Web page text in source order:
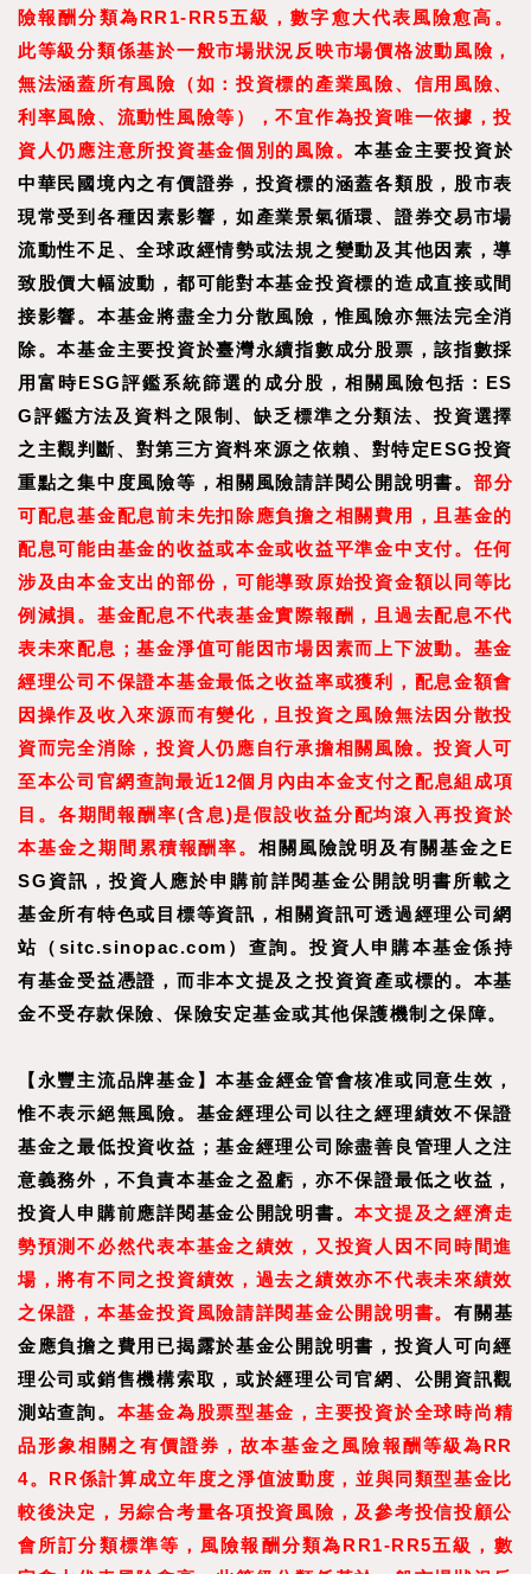
險報酬分類為RR1-RR5五級，數字愈大代表風險愈高。
此等級分類係基於一般市場狀況反映市場價格波動風險，
無法涵蓋所有風險（如：投資標的產業風險、信用風險、
利率風險、流動性風險等），不宜作為投資唯一依據，投
資人仍應注意所投資基金個別的風險。本基金主要投資於
中華民國境內之有價證券，投資標的涵蓋各類股，股市表
現常受到各種因素影響，如產業景氣循環、證券交易市場
流動性不足、全球政經情勢或法規之變動及其他因素，導
致股價大幅波動，都可能對本基金投資標的造成直接或間
接影響。本基金將盡全力分散風險，惟風險亦無法完全消
除。本基金主要投資於臺灣永續指數成分股票，該指數採
用富時ESG評鑑系統篩選的成分股，相關風險包括：ES
G評鑑方法及資料之限制、缺乏標準之分類法、投資選擇
之主觀判斷、對第三方資料來源之依賴、對特定ESG投資
重點之集中度風險等，相關風險請詳閱公開說明書。 部分
可配息基金配息前未先扣除應負擔之相關費用，且基金的
配息可能由基金的收益或本金或收益平準金中支付。任何
涉及由本金支出的部份，可能導致原始投資金額以同等比
例減損。基金配息不代表基金實際報酬，且過去配息不代
表未來配息；基金淨值可能因市場因素而上下波動。基金
經理公司不保證本基金最低之收益率或獲利，配息金額會
因操作及收入來源而有變化，且投資之風險無法因分散投
資而完全消除，投資人仍應自行承擔相關風險。投資人可
至本公司官網查詢最近12個月內由本金支付之配息組成項
目。 各期間報酬率(含息)是假設收益分配均滾入再投資於
本基金之期間累積報酬率。相關風險說明及有關基金之E
SG資訊，投資人應於申購前詳閱基金公開說明書所載之
基金所有特色或目標等資訊，相關資訊可透過經理公司網
站（sitc.sinopac.com）查詢。投資人申購本基金係持
有基金受益憑證，而非本文提及之投資資產或標的。本基
金不受存款保險、保險安定基金或其他保護機制之保障。
【永豐主流品牌基金 】本基金經金管會核准或同意生效，
惟不表示絕無風險。基金經理公司以往之經理績效不保證
基金之最低投資收益；基金經理公司除盡善良管理人之注
意義務外，不負責本基金之盈虧，亦不保證最低之收益，
投資人申購前應詳閱基金公開說明書。本文提及之經濟走
勢預測不必然代表本基金之績效，又投資人因不同時間進
場，將有不同之投資績效，過去之績效亦不代表未來績效
之保證，本基金投資風險請詳閱基金公開說明書。有關基
金應負擔之費用已揭露於基金公開說明書，投資人可向經
理公司或銷售機構索取，或於經理公司官網、公開資訊觀
測站查詢。 本基金為股票型基金，主要投資於全球時尚精
品形象相關之有價證券，故本基金之風險報酬等級為RR
4。RR係計算成立年度之淨值波動度，並與同類型基金比
較後決定，另綜合考量各項投資風險，及參考投信投顧公
會所訂分類標準等，風險報酬分類為RR1-RR5五級，數